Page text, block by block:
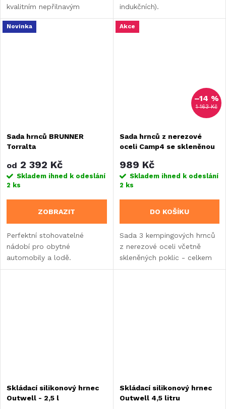
kvalitním nepřilnavým
povrchem.
indukčních).
Novinka
Sada hrnců BRUNNER
Torralta
od 2 392 Kč
Skladem ihned k odeslání
2 ks
ZOBRAZIT
Perfektní stohovatelné
nádobí pro obytné
automobily a lodě.
Akce
1 163 Kč
–14 %
Sada hrnců z nerezové
oceli Camp4 se skleněnou
989 Kč
Skladem ihned k odeslání
2 ks
DO KOŠÍKU
Sada 3 kempingových hrnců
z nerezové oceli včetně
skleněných poklic - celkem
sada 6 kusů.
Skládací silikonový hrnec
Outwell - 2,5 l
Skládací silikonový hrnec
Outwell 4,5 litru